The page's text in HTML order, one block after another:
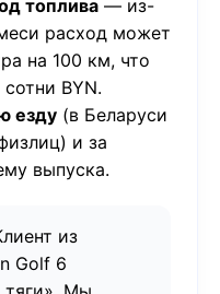
топлива — из-
расход может
на 100 км, что
BYN.
езду (в Беларуси
и за
выпуска.
из
Golf 6